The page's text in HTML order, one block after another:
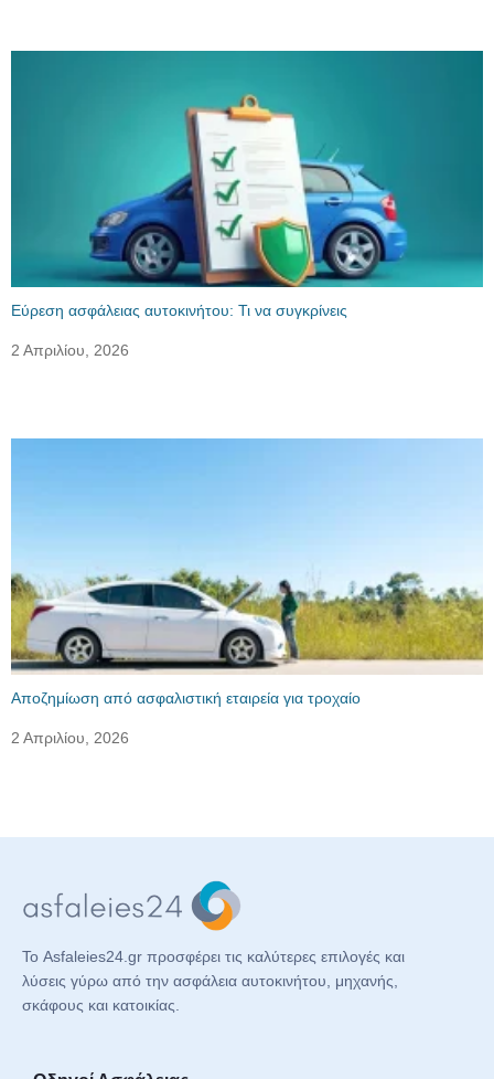
Εύρεση ασφάλειας αυτοκινήτου: Τι να συγκρίνεις
2 Απριλίου, 2026
Αποζημίωση από ασφαλιστική εταιρεία για τροχαίο
2 Απριλίου, 2026
Το Asfaleies24.gr προσφέρει τις καλύτερες επιλογές και
λύσεις γύρω από την ασφάλεια αυτοκινήτου, μηχανής,
σκάφους και κατοικίας.